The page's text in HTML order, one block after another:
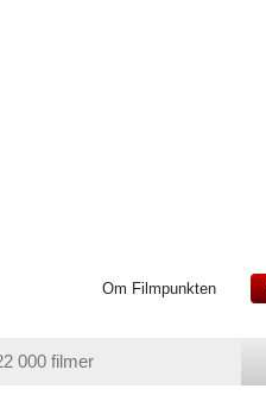
Om Filmpunkten